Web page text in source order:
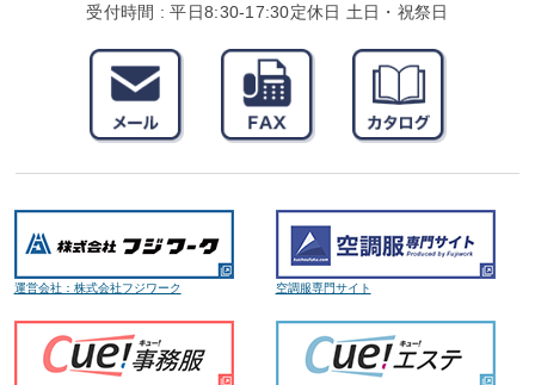
受付時間 : 平日8:30-17:30定休日 土日・祝祭日
運営会社：株式会社フジワーク 空調服専門サイト